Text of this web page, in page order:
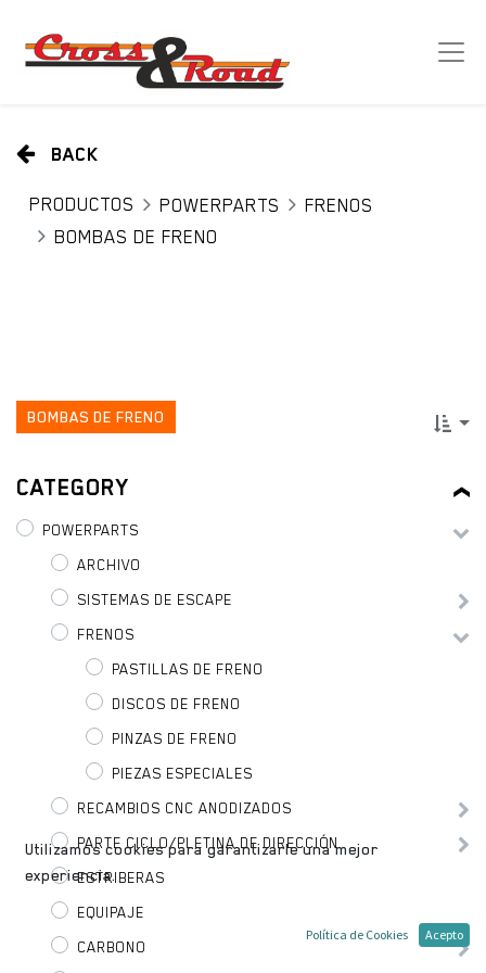
BACK
PRODUCTOS POWERPARTS
FRENOS
BOMBAS DE FRENO
BOMBAS DE FRENO
CATEGORY
POWERPARTS
ARCHIVO
SISTEMAS DE ESCAPE
FRENOS
PASTILLAS DE FRENO
DISCOS DE FRENO
PINZAS DE FRENO
PIEZAS ESPECIALES
RECAMBIOS CNC ANODIZADOS
PARTE CICLO/PLETINA DE DIRECCIÓN
ESTRIBERAS
EQUIPAJE
CARBONO
Utilizamos cookies para garantizarle una mejor
experiencia.
Política de Cookies Acepto